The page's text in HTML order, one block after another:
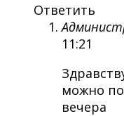
Ответить
11:21
можно
вечера